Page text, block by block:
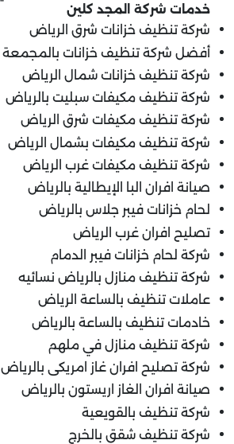
خدمات شركة المجد كلين
شركة تنظيف خزانات شرق الرياض
أفضل شركة تنظيف خزانات بالمجمعة
شركة تنظيف خزانات شمال الرياض
شركة تنظيف مكيفات سبليت بالرياض
شركة تنظيف مكيفات شرق الرياض
شركة تنظيف مكيفات بشمال الرياض
شركة تنظيف مكيفات غرب الرياض
صيانة افران البا الإيطالية بالرياض
لحام خزانات فيبر جلاس بالرياض
تصليح افران غرب الرياض
شركة لحام خزانات فيبر الدمام
شركة تنظيف منازل بالرياض نسائيه
عاملات تنظيف بالساعة الرياض
خادمات تنظيف بالساعة بالرياض
شركة تنظيف منازل في ملهم
شركة تصليح افران غاز امريكى بالرياض
صيانة افران الغاز اريستون بالرياض
شركة تنظيف بالقويعية
شركة تنظيف شقق بالخرج